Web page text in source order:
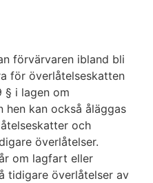
förvärvaren ibland bli
för överlåtelseskatten
i lagen om
hen kan också åläggas
och
överlåtelser.
om lagfart eller
tidigare överlåtelser av